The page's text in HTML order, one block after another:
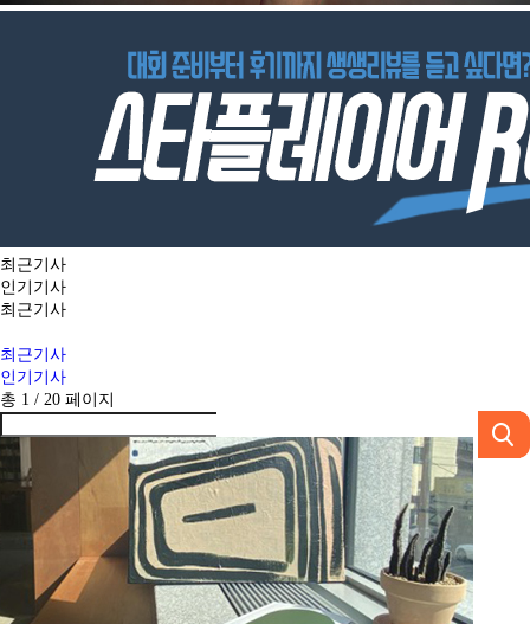
최근기사
인기기사
최근기사
최근기사
인기기사
총 1 / 20 페이지